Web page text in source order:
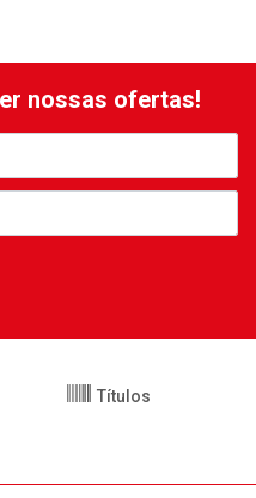
nossas ofertas!
Títulos